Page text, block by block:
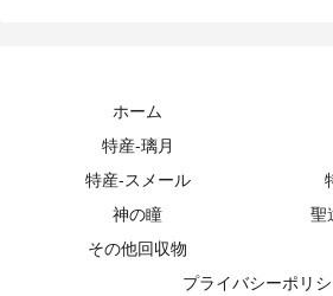
ホーム
特産-璃月
特産-スメール
神の瞳
聖
その他回収物
プライバシーポリ